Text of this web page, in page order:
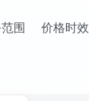
围 价格时效